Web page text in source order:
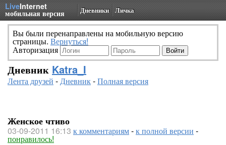
LiveInternet
мобильная версия Дневники Личка
Вы были перенаправлены на мобильную версию
страницы. Вернуться!
Авторизация
Дневник Katra_I
Лента друзей -Дневник-Полная версия
Женское чтиво
03-09-2011 16:13 к комментариям-к полной версии -
понравилось!